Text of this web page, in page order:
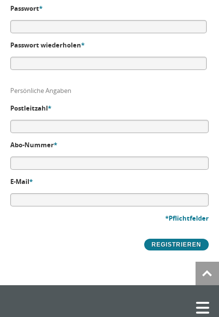
Passwort*
Passwort wiederholen*
Persönliche Angaben
Postleitzahl*
Abo-Nummer*
E-Mail*
*Pflichtfelder